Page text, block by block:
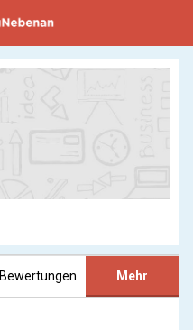
Bewertungen Mehr